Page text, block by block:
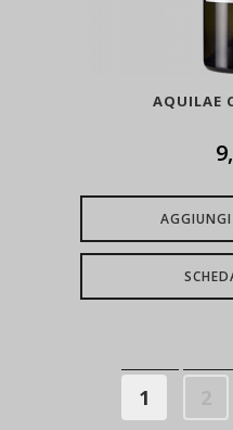
AQUILAE
AGGIUNGI
1